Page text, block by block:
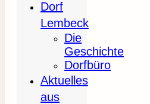
Dorf
Lembeck
Die
Geschichte
Dorfbüro
Aktuelles
aus